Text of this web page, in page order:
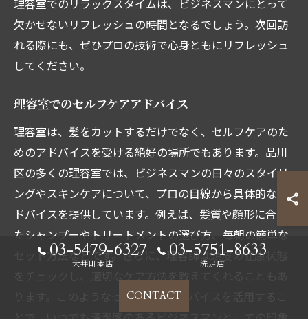
理容室でのリラックスタイムは、ビジネスマンにとって
欠かせないリフレッシュの時間となるでしょう。次回訪
れる際にも、ぜひプロの技術で心身ともにリフレッシュ
してください。
理容室でのセルフケアアドバイス
理容室は、髪をカットするだけでなく、セルフケアのた
めのアドバイスを受ける絶好の場所でもあります。品川
区の多くの理容室では、ビジネスマンの日々のスタイリ
ングやスキンケアについて、プロの目線から具体的なア
ドバイスを提供しています。例えば、髪質や顔形に合っ
たシャンプーやトリートメントの選び方、毎朝の簡単な
セット方法などです。さらに、理容師は頭皮の健康状態
ります。このようなセルフケアアドバイスを活用するこ
03-5479-6327
大井町本店
03-5751-8633
洗足店
CONTACT